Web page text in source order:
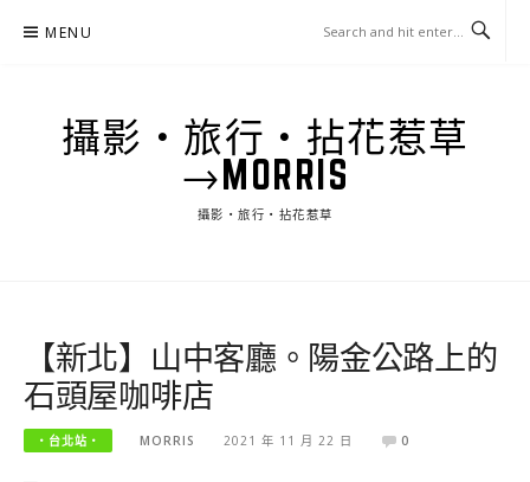
MENU
攝影‧旅行‧拈花惹草
→MORRIS
攝影‧旅行‧拈花惹草
【新北】山中客廳。陽金公路上的
石頭屋咖啡店
‧台北站‧ MORRIS 2021 年 11 月 22 日 0